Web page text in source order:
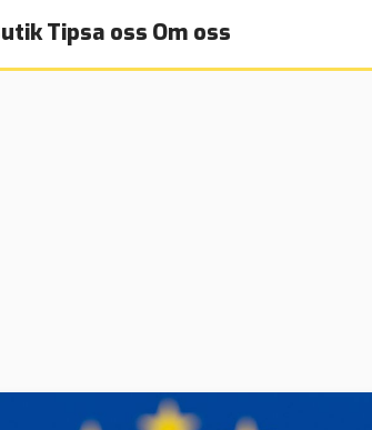
Tipsa oss Om oss